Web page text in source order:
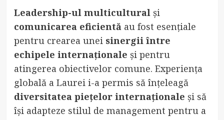
Leadership-ul multiculturalși
comunicarea eficientăau fost esențiale
pentru crearea unei sinergii între
echipele internaționale și pentru
atingerea obiectivelor comune. Experiența
globală a Laurei i-a permis să înțeleagă
diversitatea piețelor internaționale și să
își adapteze stilul de management pentru a